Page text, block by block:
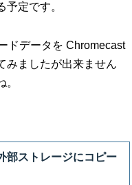
定です。
ドデータを Chromecast
みましたが出来ません
部ストレージにコピー